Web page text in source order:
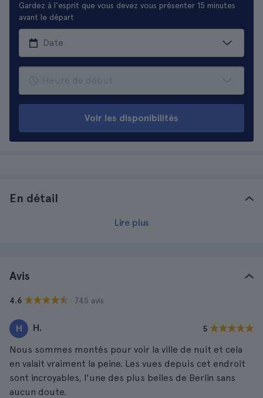
Gardez à l'esprit que vous devez vous présenter 15 minutes
avant le départ
Voir les disponibilités
En détail
Lire plus
Avis
4.6 · 745 avis
H H. 5
Nous sommes montés pour voir la ville de nuit et cela
en valait vraiment la peine. Les vues depuis cet endroit
sont incroyables, l'une des plus belles de Berlin sans
aucun doute.